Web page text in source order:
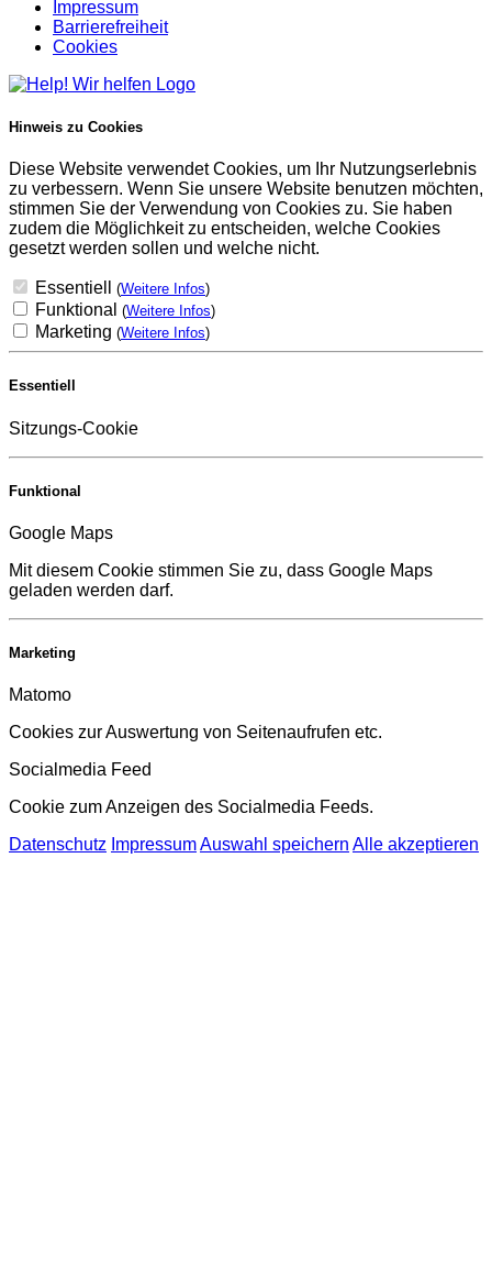
Impressum
Barrierefreiheit
Cookies
Hinweis zu Cookies
Diese Website verwendet Cookies, um Ihr Nutzungserlebnis
zu verbessern. Wenn Sie unsere Website benutzen möchten,
stimmen Sie der Verwendung von Cookies zu. Sie haben
zudem die Möglichkeit zu entscheiden, welche Cookies
gesetzt werden sollen und welche nicht.
Essentiell (Weitere Infos)
Funktional (Weitere Infos)
Marketing (Weitere Infos)
Essentiell
Sitzungs-Cookie
Funktional
Google Maps
Mit diesem Cookie stimmen Sie zu, dass Google Maps
geladen werden darf.
Marketing
Matomo
Cookies zur Auswertung von Seitenaufrufen etc.
Socialmedia Feed
Cookie zum Anzeigen des Socialmedia Feeds.
Datenschutz ImpressumAuswahl speichern Alle akzeptieren